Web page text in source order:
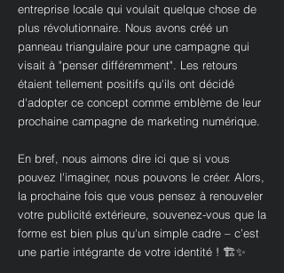
entreprise locale qui voulait quelque chose de
plus révolutionnaire. Nous avons créé un
panneau triangulaire pour une campagne qui
visait à "penser différemment". Les retours
étaient tellement positifs qu'ils ont décidé
d'adopter ce concept comme emblème de leur
prochaine campagne de marketing numérique.
En bref, nous aimons dire ici que si vous
pouvez l'imaginer, nous pouvons le créer. Alors,
la prochaine fois que vous pensez à renouveler
votre publicité extérieure, souvenez-vous que la
forme est bien plus qu'un simple cadre – c’est
une partie intégrante de votre identité ! 🏗️✨